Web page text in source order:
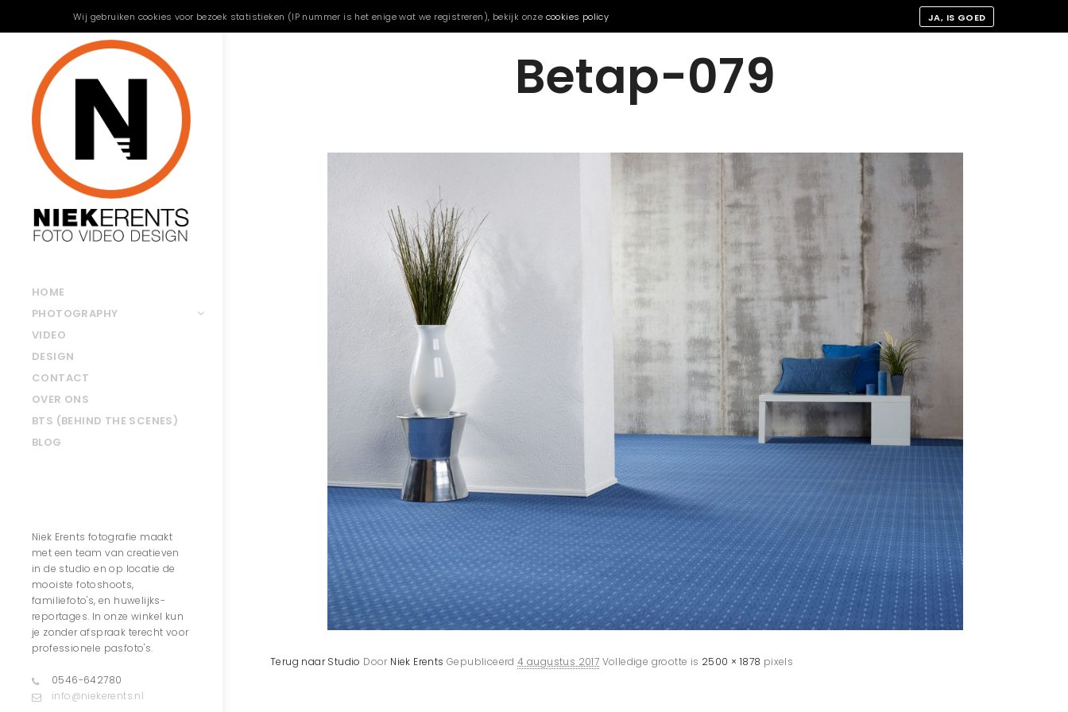
HOME
PHOTOGRAPHY
VIDEO
DESIGN
CONTACT
OVER ONS
BTS (BEHIND THE SCENES)
BLOG
Niek Erents fotografie maakt
met een team van creatieven
in de studio en op locatie de
mooiste fotoshoots,
familiefoto's, en huwelijks-
reportages. In onze winkel kun
je zonder afspraak terecht voor
professionele pasfoto's.
0546-642780
info@niekerents.nl
Betap-079
Terug naar Studio Door Niek Erents Gepubliceerd4 augustus 2017 Volledige grootte is 2500 × 1878 pixels
Wij gebruiken cookies voor bezoek statistieken (IP nummer is het enige wat we registreren), bekijk onze cookies policy JA, IS GOED